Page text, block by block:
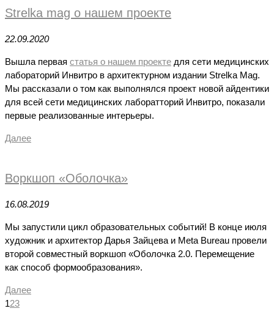
Strelka mag о нашем проекте
22.09.2020
Вышла первая статья о нашем проекте для сети медицинских
лабораторий Инвитро в архитектурном издании Strelka Mag.
Мы рассказали о том как выполнялся проект новой айдентики
для всей сети медицинских лаборатторий Инвитро, показали
первые реализованные интерьеры.
Далее
Воркшоп «Оболочка»
16.08.2019
Мы запустили цикл образовательных событий! В конце июля
художник и архитектор Дарья Зайцева и Meta Bureau провели
второй совместный воркшоп «Оболочка 2.0. Перемещение
как способ формообразования».
Далее
123